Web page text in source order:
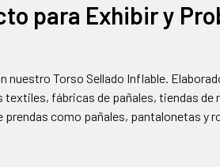
para Exhibir y
Torso Sellado Inflable.
fábricas de pañales, tiendas de
como pañales, pantalonetas y